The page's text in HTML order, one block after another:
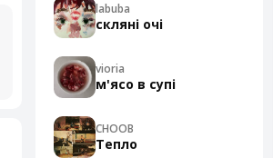
labuba
скляні очі
vioria
м'ясо в супі
CHOOB
Тепло